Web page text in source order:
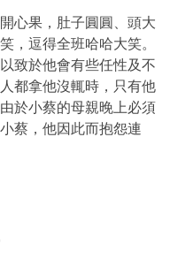
果，肚子圓圓、頭大
，逗得全班哈哈大笑。
致於他會有些任性及不
都拿他沒輒時，只有他
於小蔡的母親晚上必須
蔡，他因此而抱怨連